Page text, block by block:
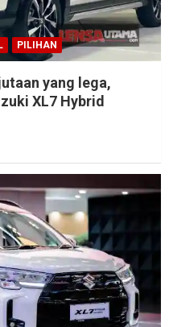
PILIHAN
yang lega,
XL7 Hybrid